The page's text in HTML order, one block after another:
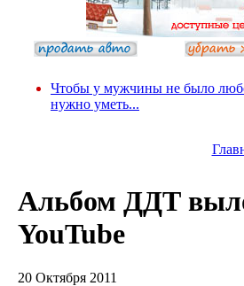
Чтобы у мужчины не было
нужно уметь...
Альбом ДДТ
YouTube
20 Октября 2011